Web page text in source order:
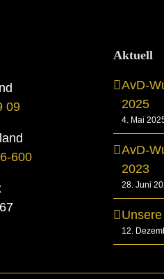
09
600
Aktuell
AvD-
2025
4. Mai
AvD-
2023
28. Juni
12.